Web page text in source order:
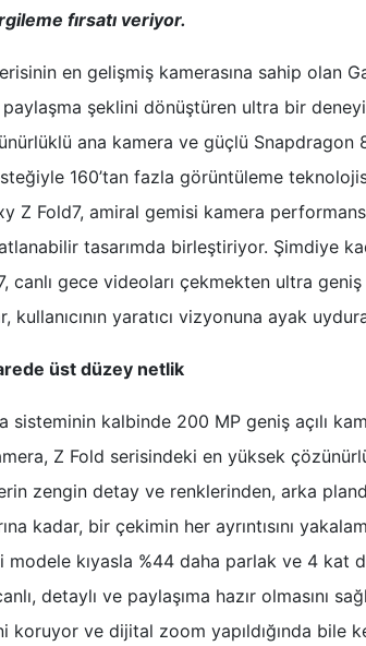
fırsatı veriyor.
en gelişmiş kamerasına sahip olan
şeklini dönüştüren ultra bir
ana kamera ve güçlü Snapdragon
160’tan fazla görüntüleme
Z Fold7, amiral gemisi kamera
tasarımda birleştiriyor. Şimdiye
canlı gece videoları çekmekten ultra
kullanıcının yaratıcı vizyonuna ayak
üst düzey netlik
sisteminin kalbinde 200 MP geniş açılı
Z Fold serisindeki en yüksek
zengin detay ve renklerinden, arka
kadar, bir çekimin her ayrıntısını
kıyasla %44 daha parlak ve 4 kat
detaylı ve paylaşıma hazır olmasını
koruyor ve dijital zoom yapıldığında bile